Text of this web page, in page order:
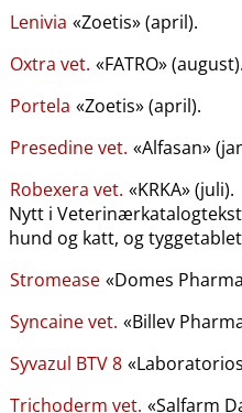
Lenivia «Zoetis» (april).
Oxtra vet. «FATRO» (august).
Portela «Zoetis» (april).
Presedine vet. «Alfasan»
Robexera vet. «KRKA» (juli).
Nytt i
hund og katt, og
Stromease «Domes
Syncaine vet. «Billev
Syvazul BTV 8 «Laboratorios
Trichoderm vet. «Salfarm